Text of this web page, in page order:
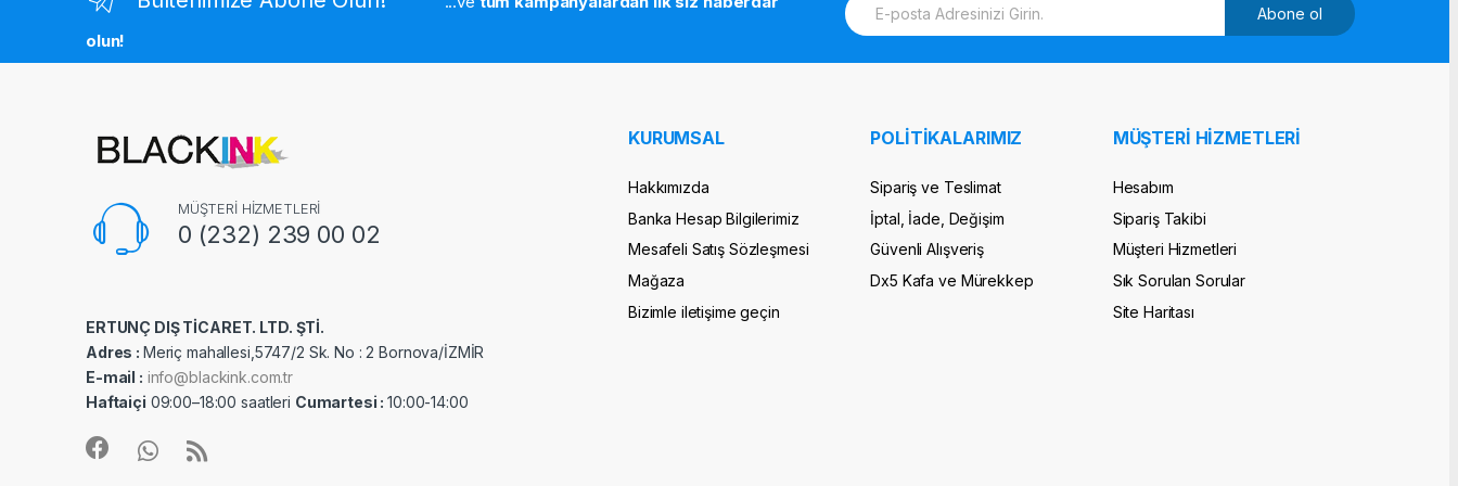
olun!
m
Abone ol
MÜŞTERİ HİZMETLERİ
0 (232) 239 00 02
ERTUNÇ DIŞ TİCARET. LTD. ŞTİ.
Adres : Meriç mahallesi,5747/2 Sk. No : 2 Bornova/İZMİR
E-mail : info@blackink.com.tr
Haftaiçi 09:00–18:00 saatleri Cumartesi :10:00-14:00
KURUMSAL
Hakkımızda
Banka Hesap Bilgilerimiz
Mesafeli Satış Sözleşmesi
Mağaza
Bizimle iletişime geçin
POLİTİKALARIMIZ
Sipariş ve Teslimat
İptal, İade, Değişim
Güvenli Alışveriş
Dx5 Kafa ve Mürekkep
MÜŞTERİ HİZMETLERİ
Hesabım
Sipariş Takibi
Müşteri Hizmetleri
Sık Sorulan Sorular
Site Haritası